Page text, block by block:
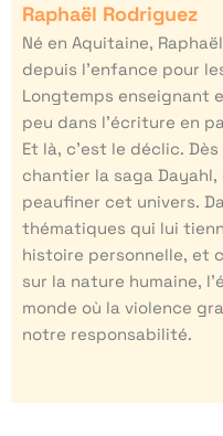
Raphaël Rodriguez
Né en Aquitaine,
depuis l’enfance pour
Longtemps enseignant
peu dans l’écriture en
Et là, c’est le déclic.
chantier la saga Dayahl,
peaufiner cet univers.
thématiques qui lui
histoire personnelle, et
sur la nature humaine,
monde où la violence
notre responsabilité.